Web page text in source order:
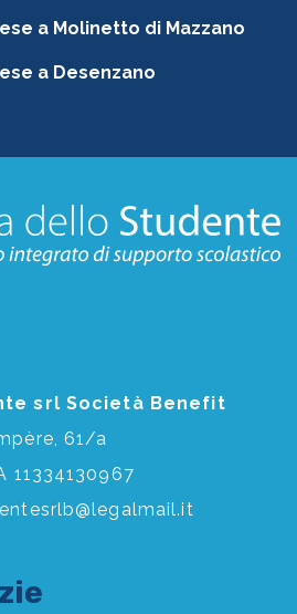
a Molinetto di Mazzano
a Desenzano
srl Società Benefit
61/a
11334130967